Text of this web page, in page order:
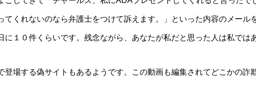
てくれないのなら弁護士をつけて訴えます。」といった内容のメール
に１０件くらいです。残念ながら、あなたが私だと思った人は私では
登場する偽サイトもあるようです。この動画も編集されてどこかの詐